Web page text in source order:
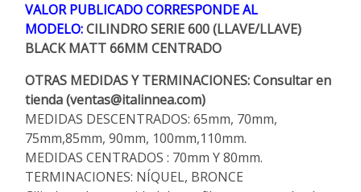
VALOR PUBLICADO CORRESPONDE AL
MODELO:CILINDRO SERIE 600 (LLAVE/LLAVE)
BLACK MATT 66MM CENTRADO
OTRAS MEDIDAS Y TERMINACIONES: Consultar en
tienda (ventas@italinnea.com)
MEDIDAS DESCENTRADOS: 65mm, 70mm,
75mm,85mm, 90mm, 100mm,110mm.
MEDIDAS CENTRADOS : 70mm Y 80mm.
TERMINACIONES: NÍQUEL, BRONCE